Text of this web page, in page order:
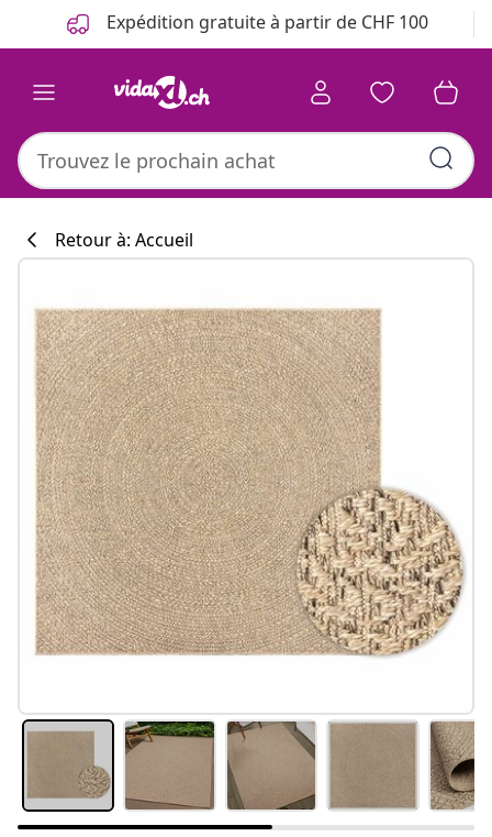
Précédent Expédition gratuite à partir de CHF 100
Retour à: Accueil